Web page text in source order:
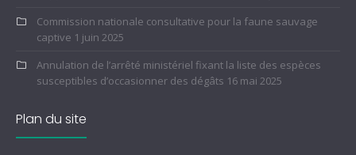
Commission nationale consultative pour la faune sauvage
captive 1 juin 2025
Annulation de l’arrêté ministériel fixant la liste des espèces
susceptibles d’occasionner des dégâts 16 mai 2025
Plan du site